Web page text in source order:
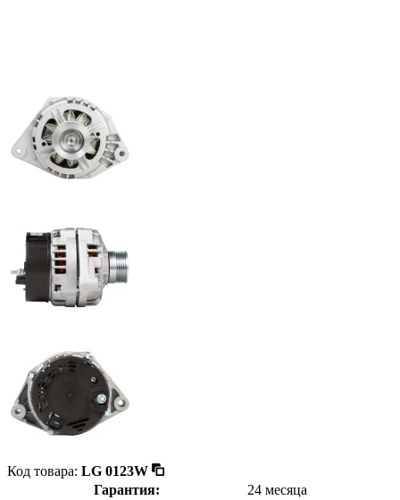
Код товара: LG 0123W
Гарантия:
24 месяца